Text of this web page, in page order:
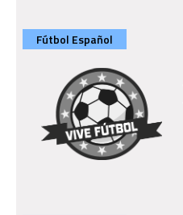
Fútbol Español